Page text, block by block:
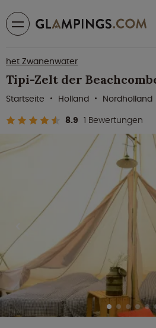
het Zwanenwater
Tipi-Zelt der
8.9 1 Bewertungen
Startseite Holland Nordholland